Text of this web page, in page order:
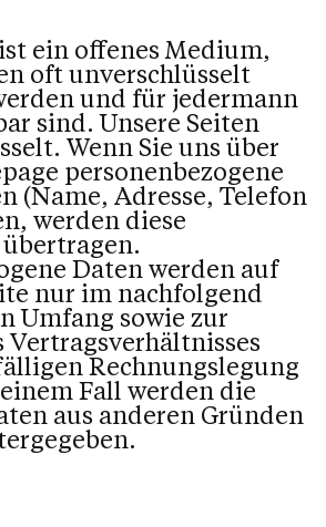
ein offenes Medium,
oft unverschlüsselt
und für jedermann
sind. Unsere Seiten
Wenn Sie uns über
personenbezogene
(Name, Adresse, Telefon
werden diese
Daten werden auf
nur im nachfolgend
Umfang sowie zur
Rechnungslegung
Fall werden die
aus anderen Gründen